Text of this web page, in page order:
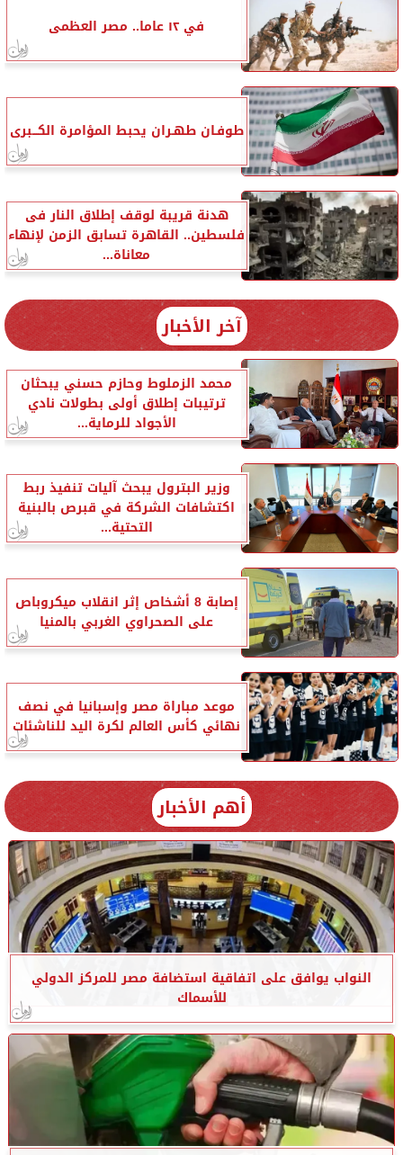
في ١٢ عاما.. مصر العظمى
طوفـان طهـران يحبط المؤامرة الكـــبرى
هدنة قريبة لوقف إطلاق النار فى
فلسطين.. القاهرة تسابق الزمن لإنهاء
معاناة...
آخر الأخبار
محمد الزملوط وحازم حسني يبحثان
ترتيبات إطلاق أولى بطولات نادي
الأجواد للرماية...
وزير البترول يبحث آليات تنفيذ ربط
اكتشافات الشركة في قبرص بالبنية
التحتية...
إصابة 8 أشخاص إثر انقلاب ميكروباص
على الصحراوي الغربي بالمنيا
موعد مباراة مصر وإسبانيا في نصف
نهائي كأس العالم لكرة اليد للناشئات
أهم الأخبار
النواب يوافق على اتفاقية استضافة مصر للمركز الدولي
للأسماك